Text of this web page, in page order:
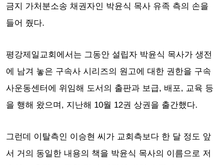
금지 가처분소송 채권자인 박윤식 목사 유족 측의 손을
들어 줬다.
평강제일교회에서는 그동안 설립자 박윤식 목사가 생전
에 남겨 놓은 구속사 시리즈의 원고에 대한 권한을 구속
사운동센터에 위임해 도서의 출판과 보급, 배포, 교육 등
을 행해 왔으며, 지난해 10월 12권 상권을 출간했다.
그런데 이탈측인 이승현 씨가 교회측보다 한 달 정도 앞
서 거의 동일한 내용의 책을 박윤식 목사의 이름으로 저